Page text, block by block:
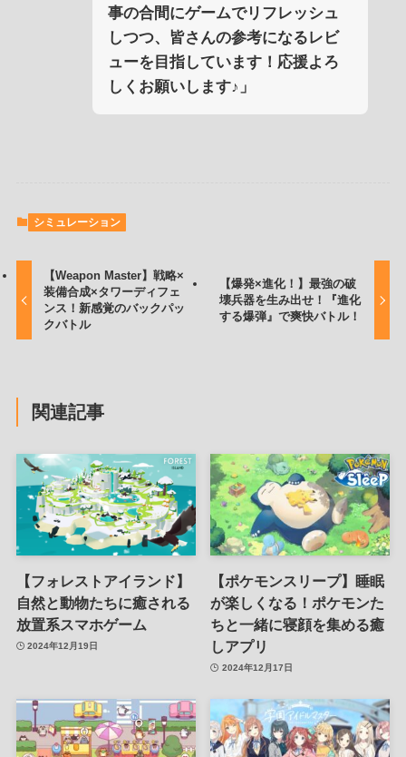
事の合間にゲームでリフレッシュ
しつつ、皆さんの参考になるレビ
ューを目指しています！応援よろ
しくお願いします♪」
シミュレーション
【Weapon Master】戦略×
装備合成×タワーディフェ
ンス！新感覚のバックパッ
クバトル
【爆発×進化！】最強の破
壊兵器を生み出せ！『進化
する爆弾』で爽快バトル！
関連記事
【フォレストアイランド】
自然と動物たちに癒される
放置系スマホゲーム
2024年12月19日
【ポケモンスリープ】睡眠
が楽しくなる！ポケモンた
ちと一緒に寝顔を集める癒
しアプリ
2024年12月17日